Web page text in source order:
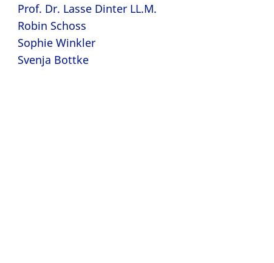
Prof. Dr. Lasse Dinter LL.M.
Robin Schoss
Sophie Winkler
Svenja Bottke